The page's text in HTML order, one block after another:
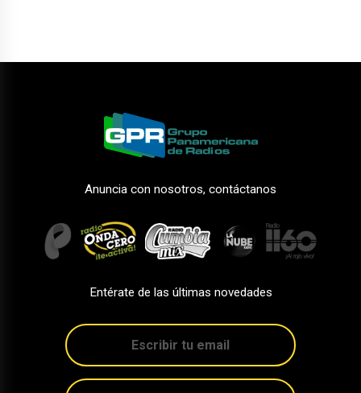
Anuncia con nosotros, contáctanos
Entérate de las últimas novedades